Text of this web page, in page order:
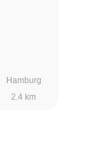
Hamburg
2.4 km